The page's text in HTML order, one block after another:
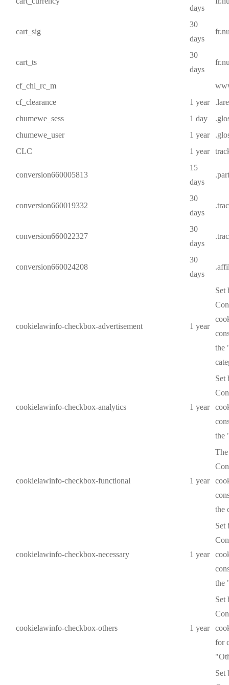
days
cart_sig
30
days
cart_ts
30
days
cf_chl_rc_m
cf_clearance
1 year
chumewe_sess
1 day
chumewe_user
1 year
CLC
1 year
conversion660005813
15
days
conversion660019332
30
days
conversion660022327
30
days
conversion660024208
30
days
cookielawinfo-checkbox-advertisement 1 year
Set
the
cookielawinfo-checkbox-analytics 1 year
Set
the
cookielawinfo-checkbox-functional 1 year
the
cookielawinfo-checkbox-necessary 1 year
Set
the
cookielawinfo-checkbox-others 1 year
Set
for
Set